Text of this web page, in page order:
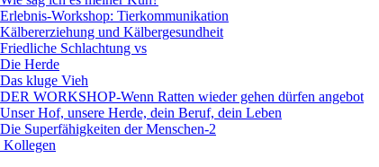
Erlebnis-Workshop: Tierkommunikation
Kälbererziehung und Kälbergesundheit
Friedliche Schlachtung vs
Die Herde
Das kluge Vieh
DER WORKSHOP-Wenn Ratten wieder gehen dürfen angebot
Unser Hof, unsere Herde, dein Beruf, dein Leben
Die Superfähigkeiten der Menschen-2
Kollegen